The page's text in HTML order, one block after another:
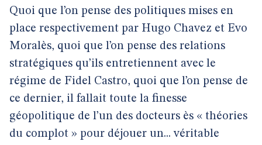
Quoi que l’on pense des politiques mises en
place respectivement par Hugo Chavez et Evo
Moralès, quoi que l’on pense des relations
stratégiques qu’ils entretiennent avec le
régime de Fidel Castro, quoi que l’on pense de
ce dernier, il fallait toute la finesse
géopolitique de l’un des docteurs ès « théories
du complot » pour déjouer un... véritable